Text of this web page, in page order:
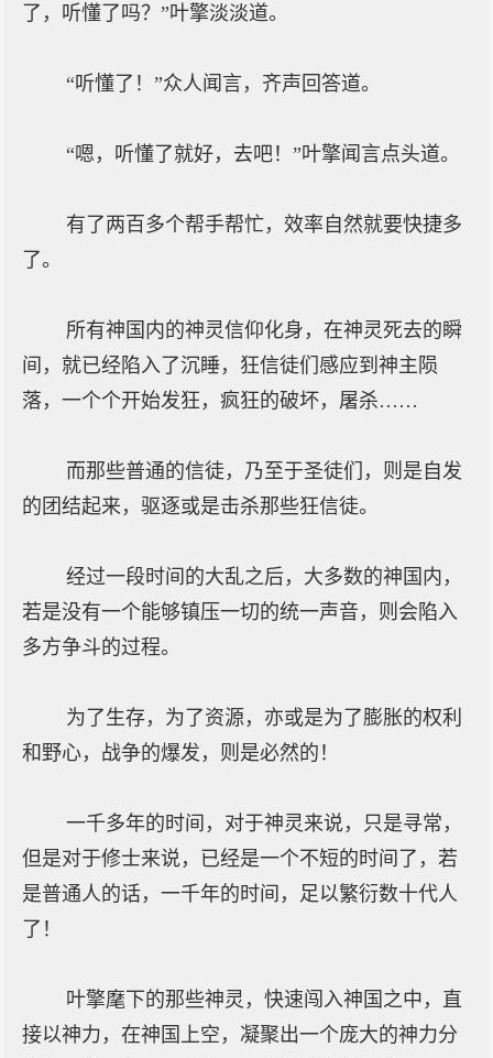
了，听懂了吗？”叶擎淡淡道。
“听懂了！”众人闻言，齐声回答道。
“嗯，听懂了就好，去吧！”叶擎闻言点头道。
有了两百多个帮手帮忙，效率自然就要快捷多
了。
所有神国内的神灵信仰化身，在神灵死去的瞬
间，就已经陷入了沉睡，狂信徒们感应到神主陨
落，一个个开始发狂，疯狂的破坏，屠杀……
而那些普通的信徒，乃至于圣徒们，则是自发
的团结起来，驱逐或是击杀那些狂信徒。
经过一段时间的大乱之后，大多数的神国内，
若是没有一个能够镇压一切的统一声音，则会陷入
多方争斗的过程。
为了生存，为了资源，亦或是为了膨胀的权利
和野心，战争的爆发，则是必然的！
一千多年的时间，对于神灵来说，只是寻常，
但是对于修士来说，已经是一个不短的时间了，若
是普通人的话，一千年的时间，足以繁衍数十代人
了！
叶擎麾下的那些神灵，快速闯入神国之中，直
接以神力，在神国上空，凝聚出一个庞大的神力分